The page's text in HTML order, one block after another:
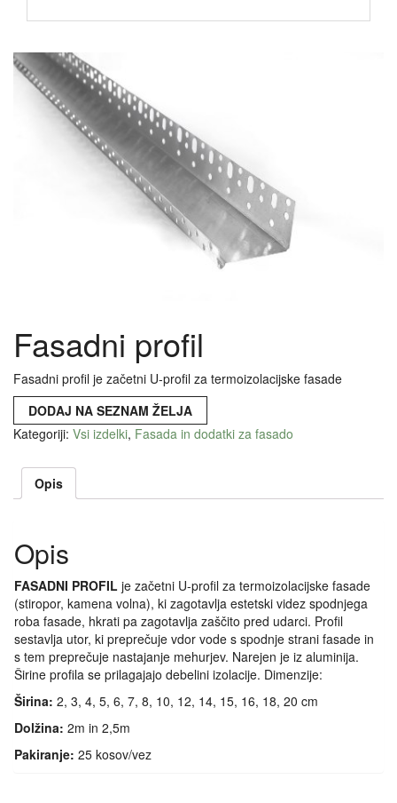
Fasadni profil
Fasadni profil je začetni U-profil za termoizolacijske fasade
DODAJ NA SEZNAM ŽELJA
Kategoriji: Vsi izdelki, Fasada in dodatki za fasado
Opis
Opis
FASADNI PROFIL je začetni U-profil za termoizolacijske fasade
(stiropor, kamena volna), ki zagotavlja estetski videz spodnjega
roba fasade, hkrati pa zagotavlja zaščito pred udarci. Profil
sestavlja utor, ki preprečuje vdor vode s spodnje strani fasade in
s tem preprečuje nastajanje mehurjev. Narejen je iz aluminija.
Širine profila se prilagajajo debelini izolacije. Dimenzije:
Širina: 2, 3, 4, 5, 6, 7, 8, 10, 12, 14, 15, 16, 18, 20 cm
Dolžina: 2m in 2,5m
Pakiranje: 25 kosov/vez